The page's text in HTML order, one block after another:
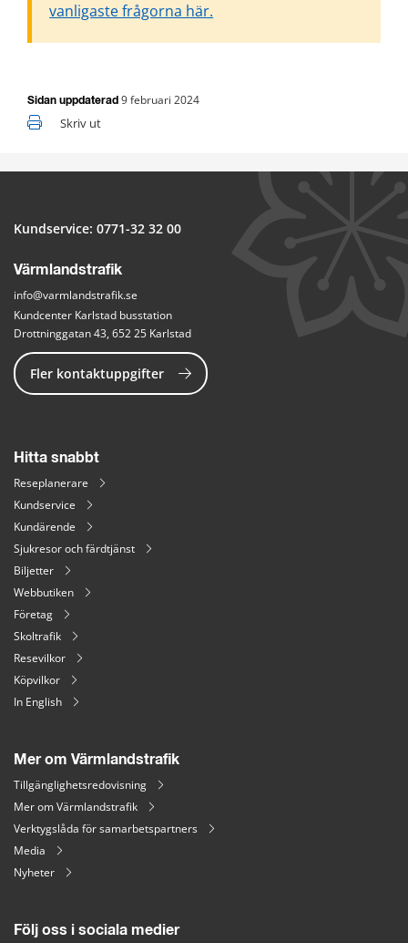
vanligaste frågorna här.
Sidan uppdaterad 9 februari 2024
Skriv ut
Kundservice: 0771-32 32 00
Värmlandstrafik
info@varmlandstrafik.se
Kundcenter Karlstad busstation
Drottninggatan 43, 652 25 Karlstad
Fler kontaktuppgifter
Hitta snabbt
Reseplanerare
Kundservice
Kundärende
Sjukresor och färdtjänst
Biljetter
Webbutiken
Företag
Skoltrafik
Resevilkor
Köpvilkor
In English
Mer om Värmlandstrafik
Tillgänglighetsredovisning
Mer om Värmlandstrafik
Verktygslåda för samarbetspartners
Media
Nyheter
Följ oss i sociala medier